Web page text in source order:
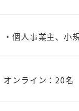
・個人事業主、小
オンライン：20名